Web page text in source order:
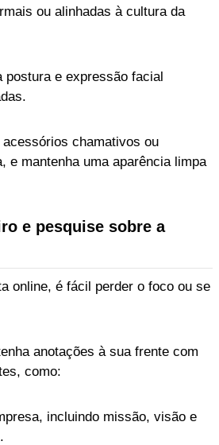
ou alinhadas à cultura da
postura e expressão facial
chamativos ou
e mantenha uma aparência limpa
e pesquise sobre a
online, é fácil perder o foco ou se
anotações à sua frente com
como:
incluindo missão, visão e